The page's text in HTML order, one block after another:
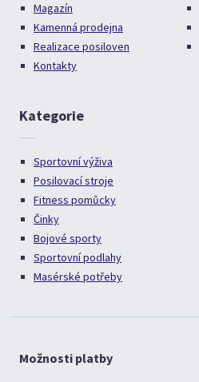
Magazín
Kamenná prodejna
Realizace posiloven
Kontakty
Kategorie
Sportovní výživa
Posilovací stroje
Fitness pomůcky
Činky
Bojové sporty
Sportovní podlahy
Masérské potřeby
Možnosti platby